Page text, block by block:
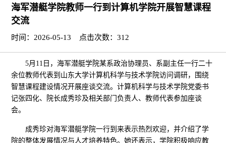
海军潜艇学院教师一行到计算机学院开展智慧课程
交流
时间：2026-05-13 点击次数：312
5月11日，海军潜艇学院某系政治协理员、系副主任一行二十
余位教师代表到山东大学计算机科学与技术学院访问调研，围绕
智慧课程建设情况开展座谈交流。计算机科学与技术学院党委书
记张四化、院长成秀珍及相关部门负责人、教师代表参加座谈
会。
成秀珍对海军潜艇学院一行到来表示热烈欢迎，并介绍了学
院的整体发展情况与人才培养特色。她还表示，学院积极响应教